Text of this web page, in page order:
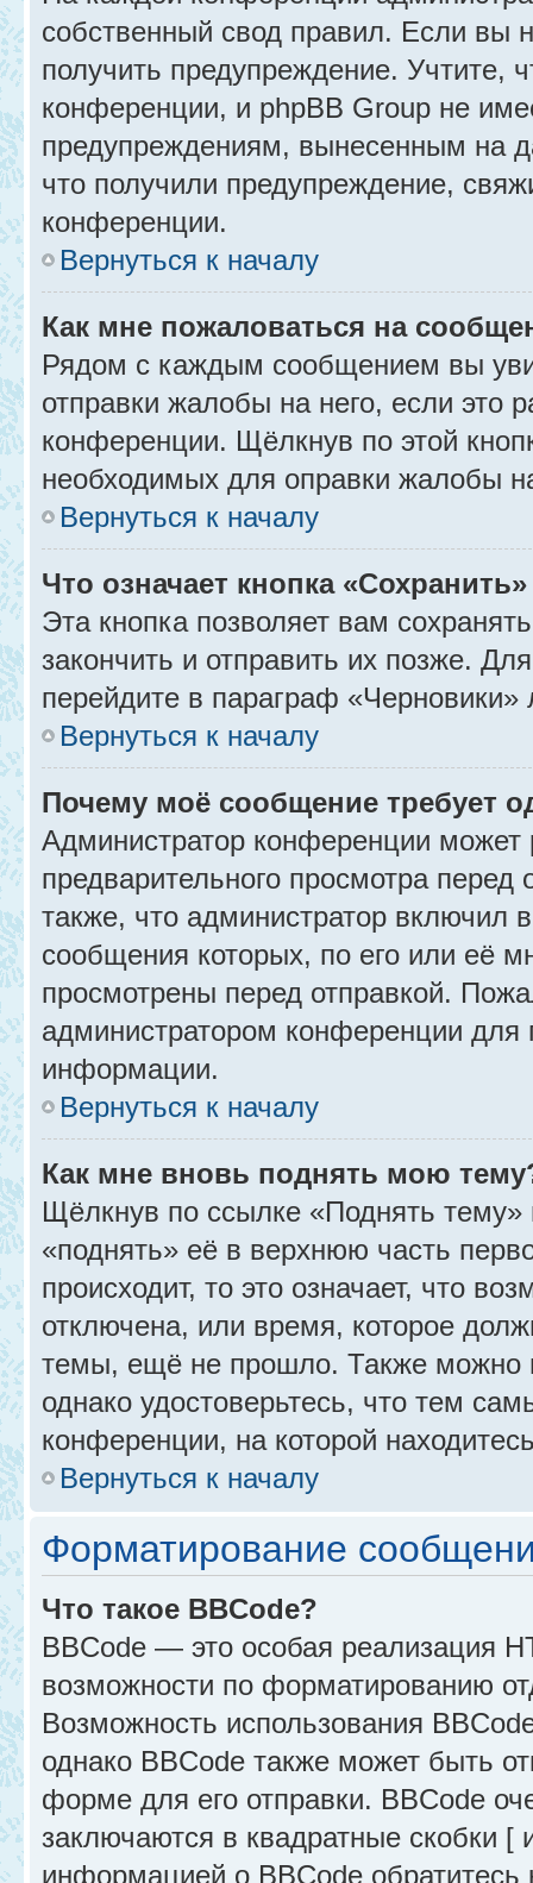
собственный свод правил. Если вы
получить предупреждение. Учтите,
конференции, и phpBB Group не
предупреждениям, вынесенным на
что получили предупреждение,
конференции.
Вернуться к началу
Как мне пожаловаться на
Рядом с каждым сообщением вы
отправки жалобы на него, если это
конференции. Щёлкнув по этой
необходимых для оправки жалобы
Вернуться к началу
Что означает кнопка
Эта кнопка позволяет вам
закончить и отправить их позже.
перейдите в параграф «Черновики»
Вернуться к началу
Почему моё сообщение требует
Администратор конференции
предварительного просмотра
также, что администратор включил
сообщения которых, по его или её
просмотрены перед отправкой.
администратором конференции для
информации.
Вернуться к началу
Как мне вновь поднять мою
Щёлкнув по ссылке «Поднять
«поднять» её в верхнюю часть
происходит, то это означает, что
отключена, или время, которое
темы, ещё не прошло. Также можно
однако удостоверьтесь, что тем
конференции, на которой
Вернуться к началу
Форматирование
Что такое BBCode?
BBCode — это особая реализация
возможности по форматированию
Возможность использования
однако BBCode также может быть
форме для его отправки. BBCode
заключаются в квадратные скобки
информацией о BBCode обратитесь